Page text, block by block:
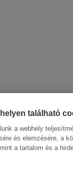
található
a webhely
és elemzésére, a
a tartalom és a